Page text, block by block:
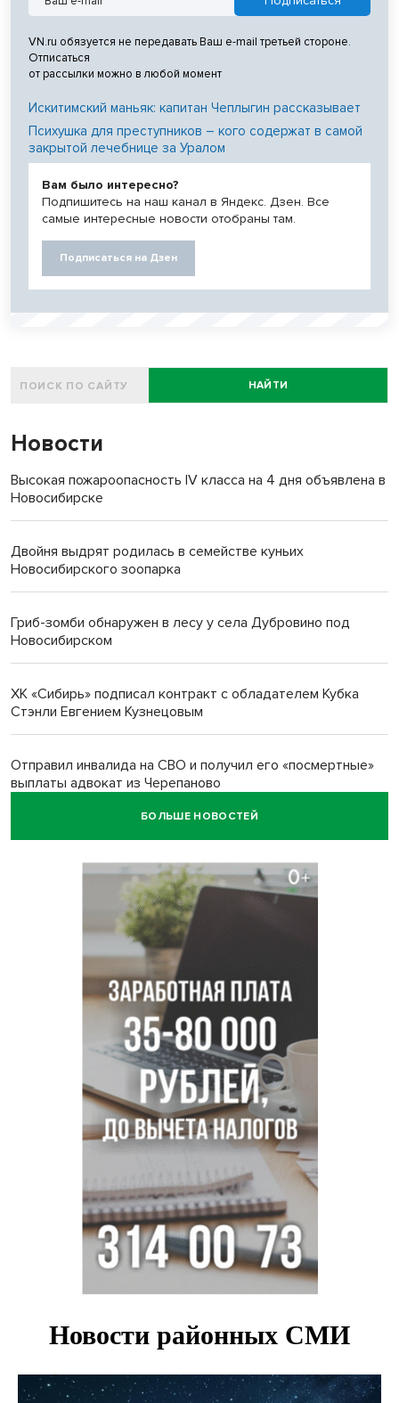
VN.ru обязуется не передавать Ваш e-mail третьей стороне.
Отписаться
от рассылки можно в любой момент
Искитимский маньяк: капитан Чеплыгин рассказывает
Психушка для преступников – кого содержат в самой
закрытой лечебнице за Уралом
Вам было интересно?
Подпишитесь на наш канал в Яндекс. Дзен. Все
самые интересные новости отобраны там.
Подписаться на Дзен
НАЙТИ
Новости
Высокая пожароопасность IV класса на 4 дня объявлена в
Новосибирске
Двойня выдрят родилась в семействе куньих
Новосибирского зоопарка
Гриб-зомби обнаружен в лесу у села Дубровино под
Новосибирском
ХК «Сибирь» подписал контракт с обладателем Кубка
Стэнли Евгением Кузнецовым
Отправил инвалида на СВО и получил его «посмертные»
выплаты адвокат из Черепаново
БОЛЬШЕ НОВОСТЕЙ